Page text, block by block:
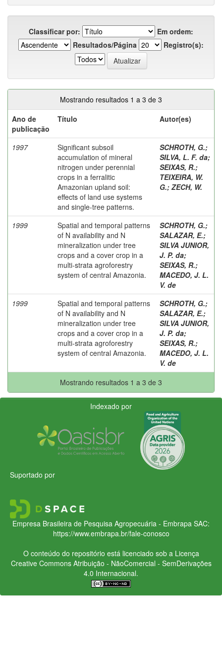
Classificar por:
Em ordem:
Resultados/Página
Registro(s):
Mostrando resultados 1 a 3 de 3
Ano de
publicação
Título Autor(es)
1997
Significant subsoil
accumulation of mineral
nitrogen under perennial
crops in a ferralitic
Amazonian upland soil:
effects of land use systems
and single-tree patterns.
SCHROTH, G.;
SILVA, L. F. da;
SEIXAS, R.;
TEIXEIRA, W.
G.; ZECH, W.
1999
Spatial and temporal patterns
of N availability and N
mineralization under tree
crops and a cover crop in a
multi-strata agroforestry
system of central Amazonia.
SCHROTH, G.;
SALAZAR, E.;
SILVA JUNIOR,
J. P. da;
SEIXAS, R.;
MACEDO, J. L.
V. de
1999
Spatial and temporal patterns
of N availability and N
mineralization under tree
crops and a cover crop in a
multi-strata agroforestry
system of central Amazonia.
SCHROTH, G.;
SALAZAR, E.;
SILVA JUNIOR,
J. P. da;
SEIXAS, R.;
MACEDO, J. L.
V. de
Mostrando resultados 1 a 3 de 3
Indexado por
Suportado por
Empresa Brasileira de Pesquisa Agropecuária - Embrapa SAC:
https://www.embrapa.br/fale-conosco
O conteúdo do repositório está licenciado sob a Licença
Creative CommonsAtribuição - NãoComercial - SemDerivações
4.0 Internacional.